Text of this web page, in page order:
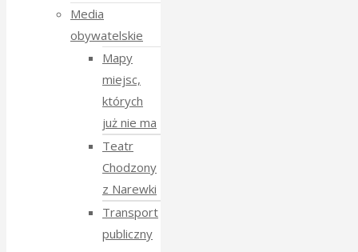
Media
obywatelskie
Mapy
miejsc,
których
już nie ma
Teatr
Chodzony
z Narewki
Transport
publiczny